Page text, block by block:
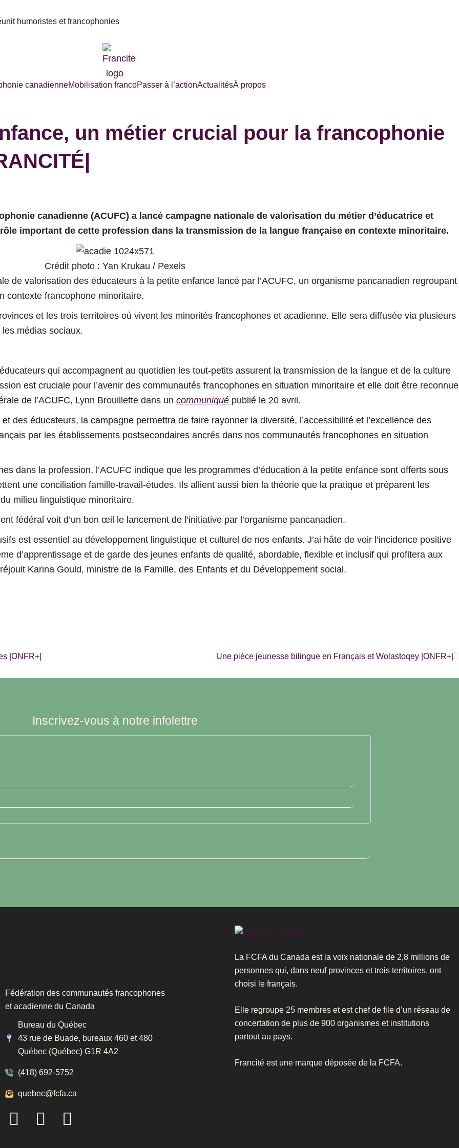
humoristes et francophonies
canadienneMobilisation francoPasser à l’actionActualitésÀ propos
un métier crucial pour la francophonie
canadienne (ACUFC) a lancé campagne nationale de valorisation du métier d’éducatrice et
important de cette profession dans la transmission de la langue française en contexte minoritaire.
Crédit photo : Yan Krukau / Pexels
de valorisation des éducateurs à la petite enfance lancé par l’ACUFC, un organisme pancanadien regroupant
contexte francophone minoritaire.
et les trois territoires où vivent les minorités francophones et acadienne. Elle sera diffusée via plusieurs
les médias sociaux.
qui accompagnent au quotidien les tout-petits assurent la transmission de la langue et de la culture
est cruciale pour l’avenir des communautés francophones en situation minoritaire et elle doit être reconnue
de l’ACUFC, Lynn Brouillette dans un communiqué publié le 20 avril.
des éducateurs, la campagne permettra de faire rayonner la diversité, l’accessibilité et l’excellence des
par les établissements postsecondaires ancrés dans nos communautés francophones en situation
dans la profession, l’ACUFC indique que les programmes d’éducation à la petite enfance sont offerts sous
une conciliation famille-travail-études. Ils allient aussi bien la théorie que la pratique et préparent les
milieu linguistique minoritaire.
fédéral voit d’un bon œil le lancement de l’initiative par l’organisme pancanadien.
est essentiel au développement linguistique et culturel de nos enfants. J’ai hâte de voir l’incidence positive
d’apprentissage et de garde des jeunes enfants de qualité, abordable, flexible et inclusif qui profitera aux
Karina Gould, ministre de la Famille, des Enfants et du Développement social.
|ONFR+| Une pièce jeunesse bilingue en Français et Wolastoqey |ONFR+|
Inscrivez-vous à notre infolettre
Fédération des communautés francophones
et acadienne du Canada
Bureau du Québec
43 rue de Buade, bureaux 460 et 480
Québec (Québec) G1R 4A2
(418) 692-5752
quebec@fcfa.ca
F
a
I
n
L
i
La FCFA du Canada est la voix nationale de 2,8 millions de
personnes qui, dans neuf provinces et trois territoires, ont
choisi le français.
Elle regroupe 25 membres et est chef de file d’un réseau de
concertation de plus de 900 organismes et institutions
partout au pays.
Francité est une marque déposée de la FCFA.